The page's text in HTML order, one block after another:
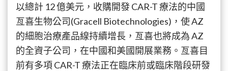
以總計 12 億美元，收購開發 CAR-T 療法的中國
亙喜生物公司(Gracell Biotechnologies)，使 AZ
的細胞治療產品線持續增長，亙喜也將成為 AZ
的全資子公司，在中國和美國開展業務。亙喜目
前有多項 CAR-T 療法正在臨床前或臨床階段研發